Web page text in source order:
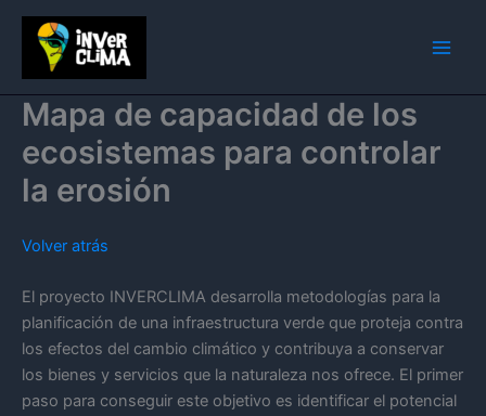
contenido
Mapa de capacidad de los
ecosistemas para controlar
la erosión
Volver atrás
El proyecto INVERCLIMA desarrolla metodologías para la
planificación de una infraestructura verde que proteja contra
los efectos del cambio climático y contribuya a conservar
los bienes y servicios que la naturaleza nos ofrece. El primer
paso para conseguir este objetivo es identificar el potencial